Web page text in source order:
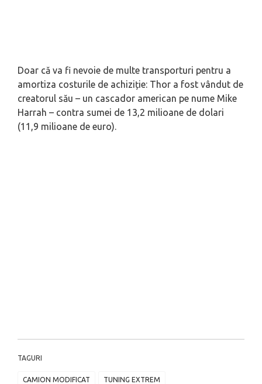
Doar că va fi nevoie de multe transporturi pentru a
amortiza costurile de achiziție: Thor a fost vândut de
creatorul său – un cascador american pe nume Mike
Harrah – contra sumei de 13,2 milioane de dolari
(11,9 milioane de euro).
TAGURI
CAMION MODIFICAT TUNING EXTREM